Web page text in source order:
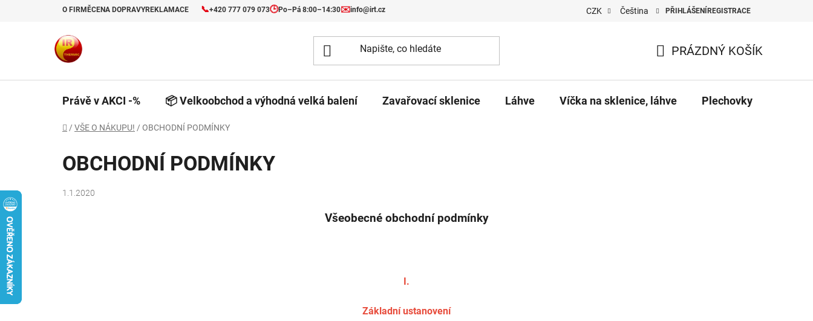
O FIRMĚCENA DOPRAVYREKLAMACE 📞+420 777 079 073🕒Po–Pá 8:00–14:30✉️info@irt.cz CZK Čeština PŘIHLÁŠENÍ REGISTRACE
KOŠÍK
PRÁZDNÝ KOŠÍK
Právě v AKCI -% 📦 Velkoobchod a výhodná velká balení Zavařovací sklenice Láhve Víčka na sklenice, láhve Plechovky
Domů
/ VŠE O NÁKUPU! / OBCHODNÍ PODMÍNKY
OBCHODNÍ PODMÍNKY
1.1.2020
Všeobecné obchodní podmínky
I.
Základní ustanovení